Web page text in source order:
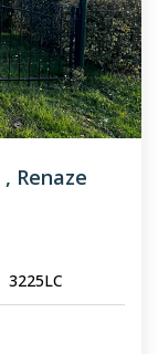
, Renaze
3225LC